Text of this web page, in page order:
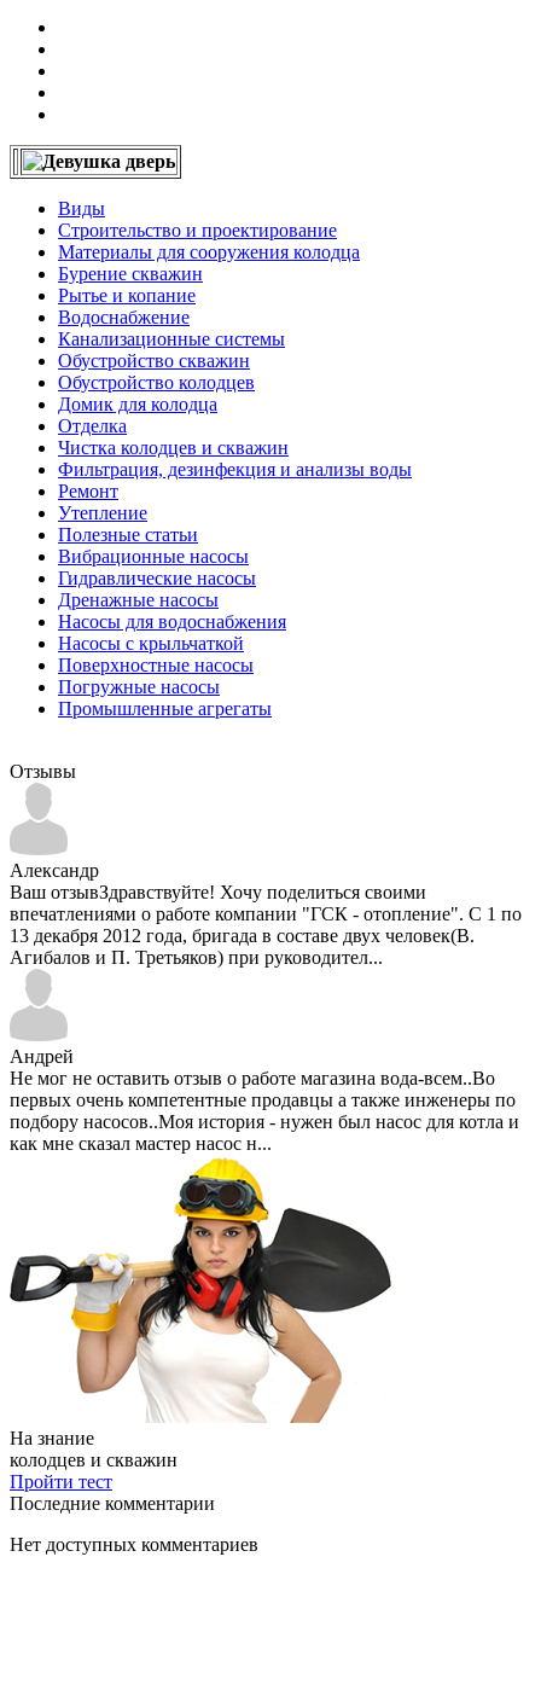
Виды
Строительство и проектирование
Материалы для сооружения колодца
Бурение скважин
Рытье и копание
Водоснабжение
Канализационные системы
Обустройство скважин
Обустройство колодцев
Домик для колодца
Отделка
Чистка колодцев и скважин
Фильтрация, дезинфекция и анализы воды
Ремонт
Утепление
Полезные статьи
Вибрационные насосы
Гидравлические насосы
Дренажные насосы
Насосы для водоснабжения
Насосы с крыльчаткой
Поверхностные насосы
Погружные насосы
Промышленные агрегаты
Отзывы
Александр
Ваш отзывЗдравствуйте! Хочу поделиться своими
впечатлениями о работе компании "ГСК - отопление". С 1 по
13 декабря 2012 года, бригада в составе двух человек(В.
Агибалов и П. Третьяков) при руководител...
Андрей
Не мог не оставить отзыв о работе магазина вода-всем..Во
первых очень компетентные продавцы а также инженеры по
подбору насосов..Моя история - нужен был насос для котла и
как мне сказал мастер насос н...
На знание
колодцев и скважин
Пройти тест
Последние комментарии
Нет доступных комментариев